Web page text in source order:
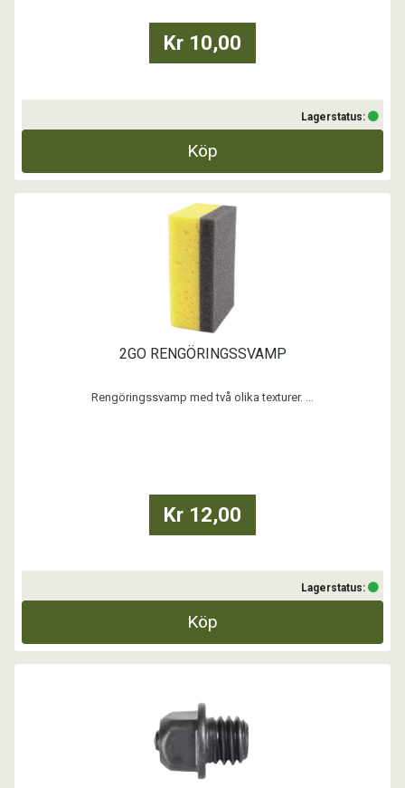
Kr 10,00
Lagerstatus:
Köp
2GO RENGÖRINGSSVAMP
Rengöringssvamp med två olika texturer. ...
Kr 12,00
Lagerstatus:
Köp